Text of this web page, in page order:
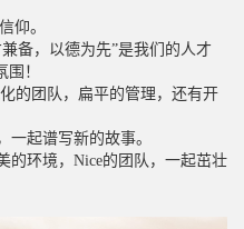
仰。
备，以德为先”是我们的人才
！
的团队，扁平的管理，还有开
一起谱写新的故事。
的环境，Nice的团队，一起茁壮